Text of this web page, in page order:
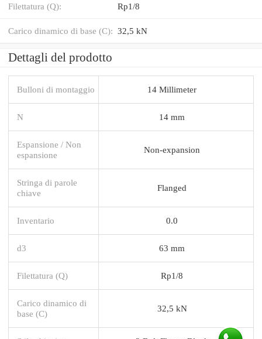
Filettatura (Q): Rp1/8
Carico dinamico di base (C): 32,5 kN
Dettagli del prodotto
Bulloni di montaggio 14 Millimeter
N 14 mm
Espansione / Non
espansione
Non-expansion
Stringa di parole
chiave
Flanged
Inventario 0.0
d3 63 mm
Filettatura (Q) Rp1/8
Carico dinamico di
base (C)
32,5 kN